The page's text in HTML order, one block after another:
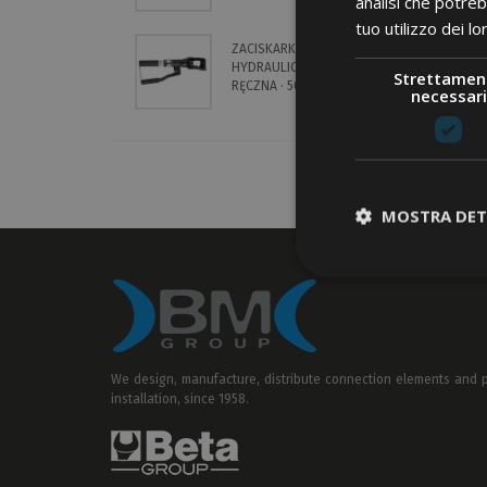
ZACISKARKA ·
HYDRAULICZNA ·
RĘCZNA · 50KN ·
VO
We design, manufacture, distribute connection elements and
installation, since 1958.
tuo utilizzo dei
necessari
MOSTRA